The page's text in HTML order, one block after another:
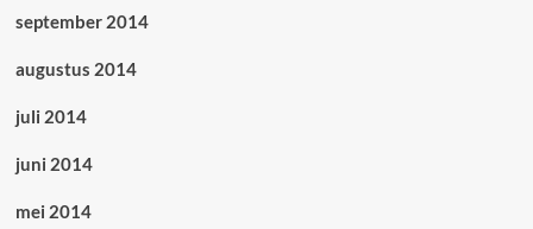
september 2014
augustus 2014
juli 2014
juni 2014
mei 2014